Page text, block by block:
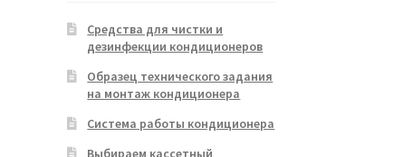
Средства для чистки и
дезинфекции кондиционеров
Образец технического задания
на монтаж кондиционера
Система работы кондиционера
Выбираем кассетный